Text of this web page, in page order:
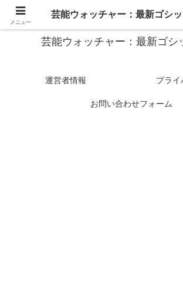
スターたちの裏側を徹底追跡！話題のゴシッ
芸能ウォッチャー：最新ゴシ
運営者情報 プライ
お問い合わせフォーム
メニュー
芸能ウォッチャー：最新ゴシ